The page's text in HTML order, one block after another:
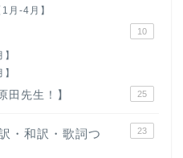
月-4月】
10
田先生！】 25
・和訳・歌詞つ
23